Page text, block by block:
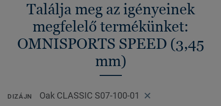
Találja meg az igényeinek
megfelelő termékünket:
OMNISPORTS SPEED (3,45
mm)
DIZÁJN Oak CLASSIC S07-100-01